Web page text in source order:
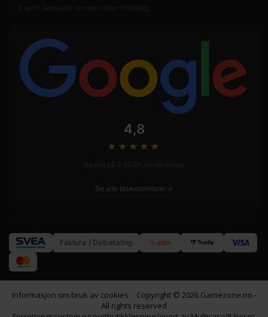
4,8
★★★★ ★
Se alle brukeromtaler
Faktura / Delbetaling
Informasjon om bruk av cookies
Copyright © 2026 Gamezone.no -
All rights reserved